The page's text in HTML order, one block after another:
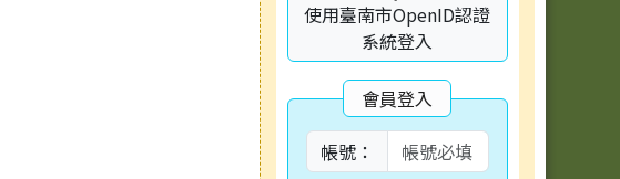
使用臺南市OpenID認證
系統登入
會員登入
帳號：